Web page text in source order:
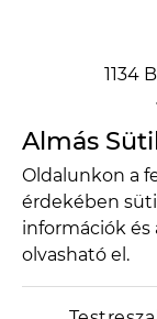
1134
Adatkezelési
Almás
Oldalunkon a
érdekében
információk és
olvasható el.